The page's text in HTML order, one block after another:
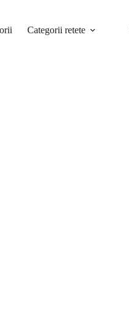
Categorii retete